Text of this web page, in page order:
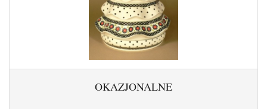
OKAZJONALNE